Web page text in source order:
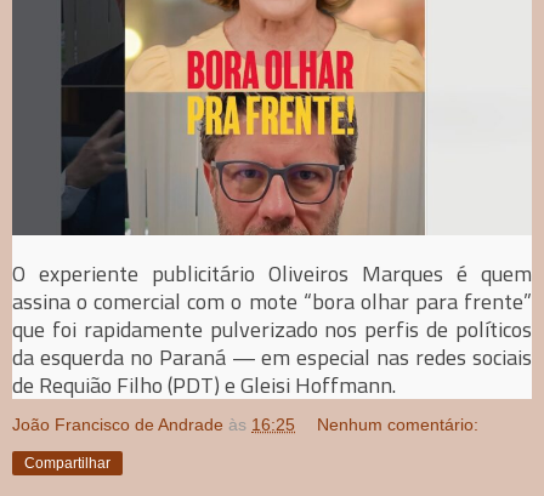
O experiente publicitário Oliveiros Marques é quem
assina o comercial com o mote “bora olhar para frente”
que foi rapidamente pulverizado nos perfis de políticos
da esquerda no Paraná — em especial nas redes sociais
de Requião Filho (PDT) e Gleisi Hoffmann.
João Francisco de Andrade às 16:25 Nenhum comentário:
Compartilhar